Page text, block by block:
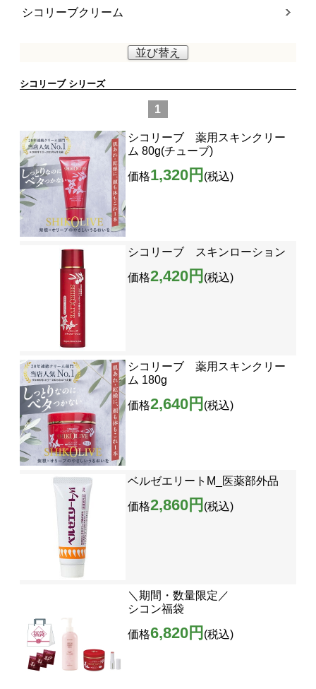
シコリーブクリーム
並び替え
シコリーブ シリーズ
1
シコリーブ 薬用スキンクリー
ム 80g(チューブ)
価格1,320円 (税込)
シコリーブ スキンローション
価格2,420円 (税込)
シコリーブ 薬用スキンクリー
ム 180g
価格2,640円 (税込)
ベルゼエリートM_医薬部外品
価格2,860円 (税込)
＼期間・数量限定／
シコン福袋
価格6,820円 (税込)